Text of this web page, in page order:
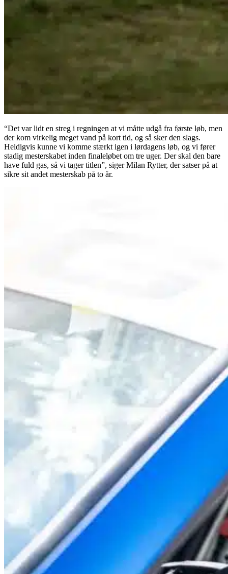
“Det var lidt en streg i regningen at vi måtte udgå fra første løb, men
der kom virkelig meget vand på kort tid, og så sker den slags.
Heldigvis kunne vi komme stærkt igen i lørdagens løb, og vi fører
stadig mesterskabet inden finaleløbet om tre uger. Der skal den bare
have fuld gas, så vi tager titlen”, siger Milan Rytter, der satser på at
sikre sit andet mesterskab på to år.